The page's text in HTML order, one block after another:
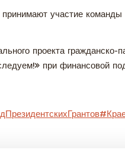
участие
проекта гражданско-
при финансовой